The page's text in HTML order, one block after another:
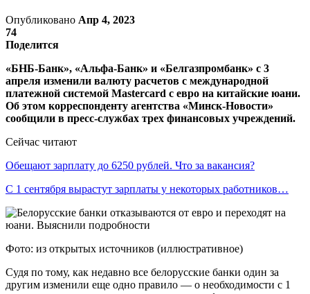
Опубликовано Апр 4, 2023
74
Поделится
«БНБ-Банк», «Альфа-Банк» и «Белгазпромбанк» с 3
апреля изменили валюту расчетов с международной
платежной системой Mastercard с евро на китайские юани.
Об этом корреспонденту агентства «Минск-Новости»
сообщили в пресс-службах трех финансовых учреждений.
Сейчас читают
Обещают зарплату до 6250 рублей. Что за вакансия?
С 1 сентября вырастут зарплаты у некоторых работников…
Фото: из открытых источников (иллюстративное)
Судя по тому, как недавно все белорусские банки один за
другим изменили еще одно правило — о необходимости с 1